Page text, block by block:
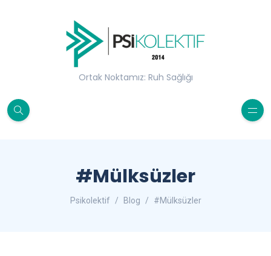
Ortak Noktamız: Ruh Sağlığı
#Mülksüzler
Psikolektif Blog #Mülksüzler